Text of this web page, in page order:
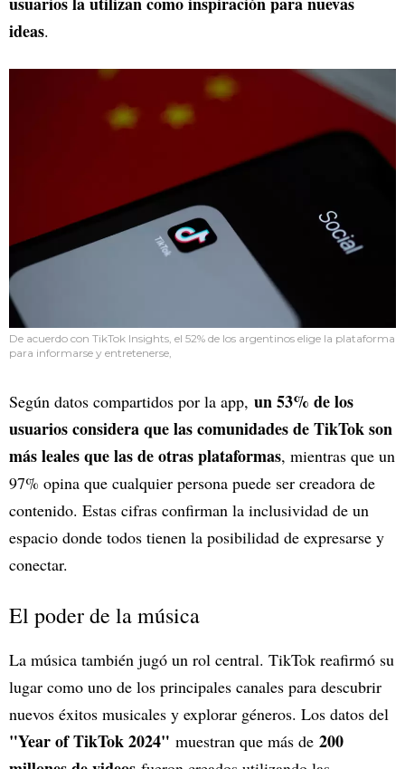
ideas.
De acuerdo con TikTok Insights, el 52% de los argentinos elige la plataforma
para informarse y entretenerse,
Según datos compartidos por la app, un 53% de los
usuarios considera que las comunidades de TikTok son
más leales que las de otras plataformas, mientras que un
97% opina que cualquier persona puede ser creadora de
contenido. Estas cifras confirman la inclusividad de un
espacio donde todos tienen la posibilidad de expresarse y
conectar.
El poder de la música
La música también jugó un rol central. TikTok reafirmó su
lugar como uno de los principales canales para descubrir
nuevos éxitos musicales y explorar géneros. Los datos del
"Year of TikTok 2024" muestran que más de 200